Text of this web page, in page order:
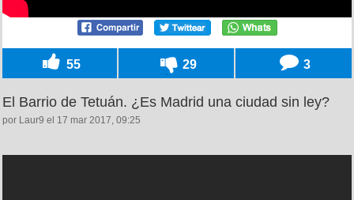
55 29 3
El Barrio de Tetuán. ¿Es Madrid una ciudad sin ley?
por Laur9 el 17 mar 2017, 09:25